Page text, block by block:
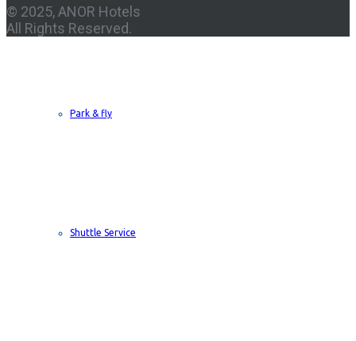
Park & fly
Shuttle Service
© 2025, ANOR Hotels
All Rights Reserved.